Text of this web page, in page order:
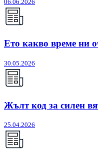
06.06.2026
Ето какво време ни
30.05.2026
Жълт код за силен
25.04.2026